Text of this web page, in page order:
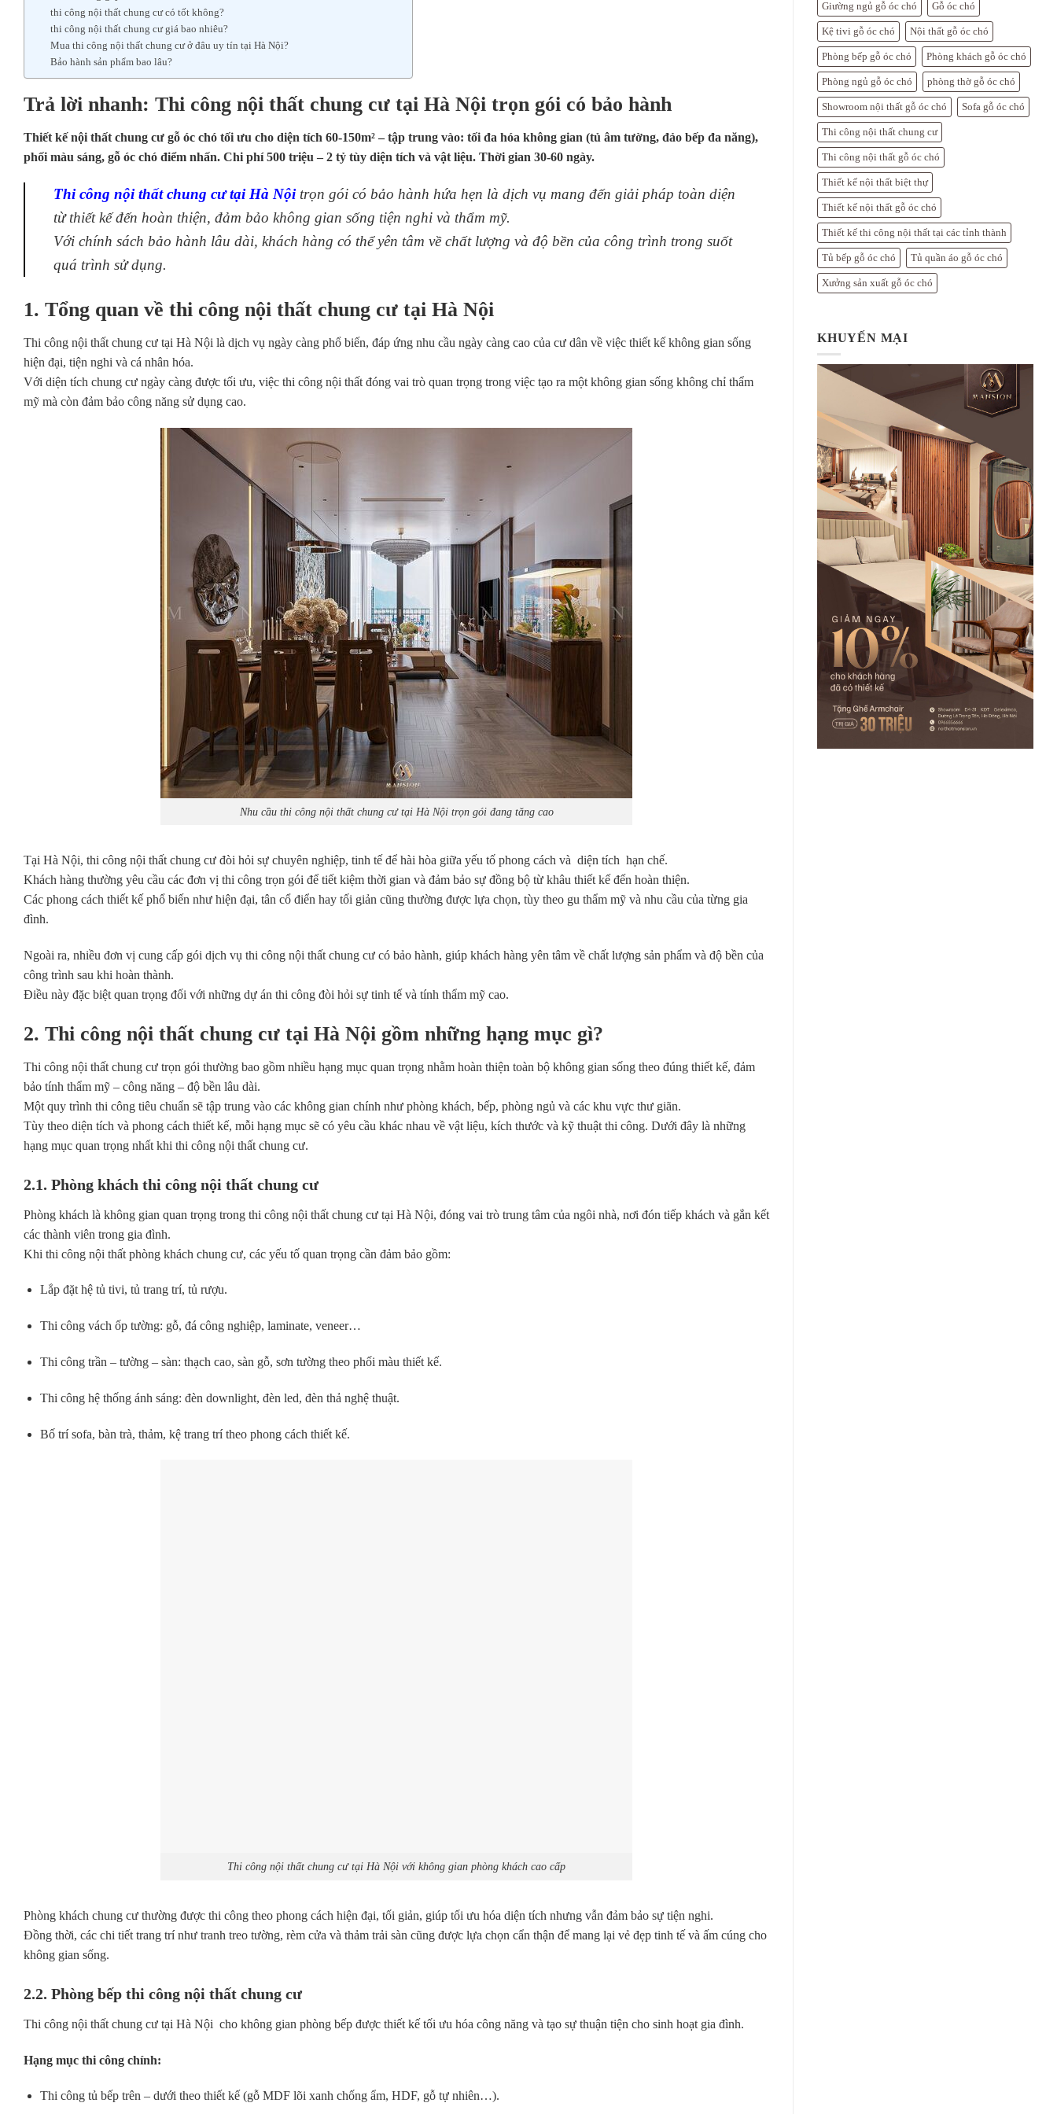
thi công nội thất chung cư có tốt không?
thi công nội thất chung cư giá bao nhiêu?
Mua thi công nội thất chung cư ở đâu uy tín tại Hà Nội?
Bảo hành sản phẩm bao lâu?
Trả lời nhanh: Thi công nội thất chung cư tại Hà Nội trọn gói có bảo hành
Thiết kế nội thất chung cư gỗ óc chó tối ưu cho diện tích 60-150m² – tập trung vào: tối đa hóa không gian (tủ âm tường, đảo bếp đa năng),
phối màu sáng, gỗ óc chó điểm nhấn. Chi phí 500 triệu – 2 tỷ tùy diện tích và vật liệu. Thời gian 30-60 ngày.
Thi công nội thất chung cư tại Hà Nộitrọn gói có bảo hành hứa hẹn là dịch vụ mang đến giải pháp toàn diện
từ thiết kế đến hoàn thiện, đảm bảo không gian sống tiện nghi và thẩm mỹ.
Với chính sách bảo hành lâu dài, khách hàng có thể yên tâm về chất lượng và độ bền của công trình trong suốt
quá trình sử dụng.
1. Tổng quan về thi công nội thất chung cư tại Hà Nội
Thi công nội thất chung cư tại Hà Nội là dịch vụ ngày càng phổ biến, đáp ứng nhu cầu ngày càng cao của cư dân về việc thiết kế không gian sống
hiện đại, tiện nghi và cá nhân hóa.
Với diện tích chung cư ngày càng được tối ưu, việc thi công nội thất đóng vai trò quan trọng trong việc tạo ra một không gian sống không chỉ thẩm
mỹ mà còn đảm bảo công năng sử dụng cao.
Nhu cầu thi công nội thất chung cư tại Hà Nội trọn gói đang tăng cao
Tại Hà Nội, thi công nội thất chung cư đòi hỏi sự chuyên nghiệp, tinh tế để hài hòa giữa yếu tố phong cách và diện tích hạn chế.
Khách hàng thường yêu cầu các đơn vị thi công trọn gói để tiết kiệm thời gian và đảm bảo sự đồng bộ từ khâu thiết kế đến hoàn thiện.
Các phong cách thiết kế phổ biến như hiện đại, tân cổ điển hay tối giản cũng thường được lựa chọn, tùy theo gu thẩm mỹ và nhu cầu của từng gia
đình.
Ngoài ra, nhiều đơn vị cung cấp gói dịch vụ thi công nội thất chung cư có bảo hành, giúp khách hàng yên tâm về chất lượng sản phẩm và độ bền của
công trình sau khi hoàn thành.
Điều này đặc biệt quan trọng đối với những dự án thi công đòi hỏi sự tinh tế và tính thẩm mỹ cao.
2. Thi công nội thất chung cư tại Hà Nội gồm những hạng mục gì?
Thi công nội thất chung cư trọn gói thường bao gồm nhiều hạng mục quan trọng nhằm hoàn thiện toàn bộ không gian sống theo đúng thiết kế, đảm
bảo tính thẩm mỹ – công năng – độ bền lâu dài.
Một quy trình thi công tiêu chuẩn sẽ tập trung vào các không gian chính như phòng khách, bếp, phòng ngủ và các khu vực thư giãn.
Tùy theo diện tích và phong cách thiết kế, mỗi hạng mục sẽ có yêu cầu khác nhau về vật liệu, kích thước và kỹ thuật thi công. Dưới đây là những
hạng mục quan trọng nhất khi thi công nội thất chung cư.
2.1. Phòng khách thi công nội thất chung cư
Phòng khách là không gian quan trọng trong thi công nội thất chung cư tại Hà Nội, đóng vai trò trung tâm của ngôi nhà, nơi đón tiếp khách và gắn kết
các thành viên trong gia đình.
Khi thi công nội thất phòng khách chung cư, các yếu tố quan trọng cần đảm bảo gồm:
Lắp đặt hệ tủ tivi, tủ trang trí, tủ rượu.
Thi công vách ốp tường: gỗ, đá công nghiệp, laminate, veneer…
Thi công trần – tường – sàn: thạch cao, sàn gỗ, sơn tường theo phối màu thiết kế.
Thi công hệ thống ánh sáng: đèn downlight, đèn led, đèn thả nghệ thuật.
Bố trí sofa, bàn trà, thảm, kệ trang trí theo phong cách thiết kế.
Thi công nội thất chung cư tại Hà Nội với không gian phòng khách cao cấp
Phòng khách chung cư thường được thi công theo phong cách hiện đại, tối giản, giúp tối ưu hóa diện tích nhưng vẫn đảm bảo sự tiện nghi.
Đồng thời, các chi tiết trang trí như tranh treo tường, rèm cửa và thảm trải sàn cũng được lựa chọn cẩn thận để mang lại vẻ đẹp tinh tế và ấm cúng cho
không gian sống.
2.2. Phòng bếp thi công nội thất chung cư
Thi công nội thất chung cư tại Hà Nội cho không gian phòng bếp được thiết kế tối ưu hóa công năng và tạo sự thuận tiện cho sinh hoạt gia đình.
Hạng mục thi công chính:
Thi công tủ bếp trên – dưới theo thiết kế (gỗ MDF lõi xanh chống ẩm, HDF, gỗ tự nhiên…).
Giường ngủ gỗ óc chó Gỗ óc chó
Kệ tivi gỗ óc chó Nội thất gỗ óc chó
Phòng bếp gỗ óc chó Phòng khách gỗ óc chó
Phòng ngủ gỗ óc chó phòng thờ gỗ óc chó
Showroom nội thất gỗ óc chó Sofa gỗ óc chó
Thi công nội thất chung cư
Thi công nội thất gỗ óc chó
Thiết kế nội thất biệt thự
Thiết kế nội thất gỗ óc chó
Thiết kế thi công nội thất tại các tỉnh thành
Tủ bếp gỗ óc chó Tủ quần áo gỗ óc chó
Xưởng sản xuất gỗ óc chó
KHUYẾN MẠI